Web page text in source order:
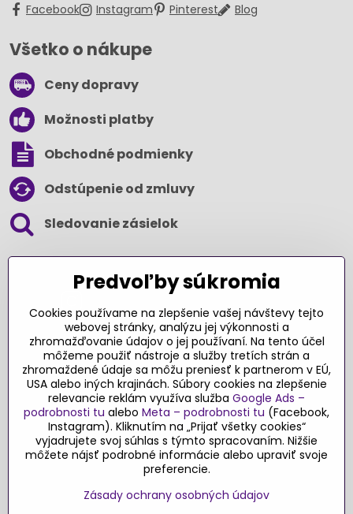
Facebook Instagram Pinterest Blog
Všetko o nákupe
Ceny dopravy
Možnosti platby
Obchodné podmienky
Odstúpenie od zmluvy
Sledovanie zásielok
Ďakujeme za podporu
Sme slovenský e-shop​. Fungujeme len
vďaka vám – rodičom a všetkým, ktorí veria
v poctivý výber kvalitných hračiek s
pridanou hodnotou​. Každý nákup na
Originalnehracky​.sk je pre nás podporou a
motiváciou prinášať hračky a produkty,
ktoré majú zmysel​.
Predvoľby súkromia
Cookies používame na zlepšenie vašej návštevy tejto
webovej stránky, analýzu jej výkonnosti a
zhromažďovanie údajov o jej používaní. Na tento účel
môžeme použiť nástroje a služby tretích strán a
zhromaždené údaje sa môžu preniesť k partnerom v EÚ,
USA alebo iných krajinách. Súbory cookies na zlepšenie
relevancie reklám využíva služba Google Ads –
podrobnosti tu alebo Meta – podrobnosti tu (Facebook,
Instagram). Kliknutím na „Prijať všetky cookies“
vyjadrujete svoj súhlas s týmto spracovaním. Nižšie
môžete nájsť podrobné informácie alebo upraviť svoje
preferencie.
Zásady ochrany osobných údajov